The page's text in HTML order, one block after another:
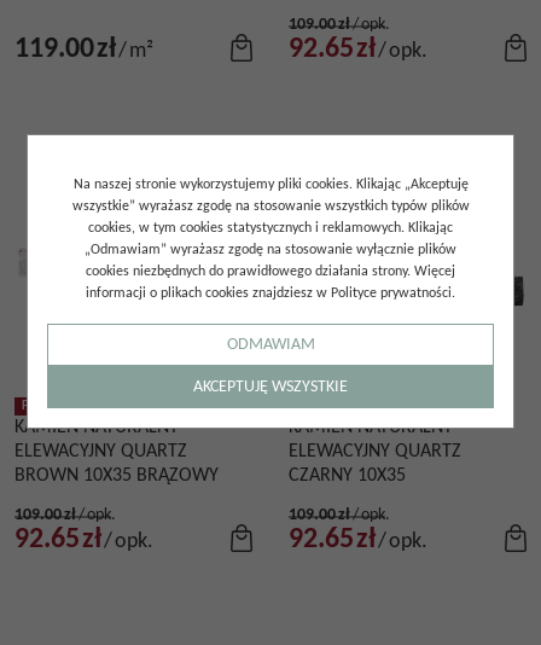
119.00zł/m²
109.00zł/opk.
92.65zł/opk.
PROMOCJA WYSYŁKA DO 48H
KAMIEŃ NATURALNY
ELEWACYJNY QUARTZ
BROWN 10X35 BRĄZOWY
109.00zł/opk.
92.65zł/opk.
BESTSELLER PROMOCJA
WYSYŁKA DO 48H
KAMIEŃ NATURALNY
ELEWACYJNY QUARTZ
CZARNY 10X35
109.00zł/opk.
92.65zł/opk.
Na naszej stronie wykorzystujemy pliki cookies. Klikając „Akceptuję
wszystkie” wyrażasz zgodę na stosowanie wszystkich typów plików
cookies, w tym cookies statystycznych i reklamowych. Klikając
„Odmawiam” wyrażasz zgodę na stosowanie wyłącznie plików
cookies niezbędnych do prawidłowego działania strony. Więcej
informacji o plikach cookies znajdziesz w Polityce prywatności.
ODMAWIAM
AKCEPTUJĘ WSZYSTKIE